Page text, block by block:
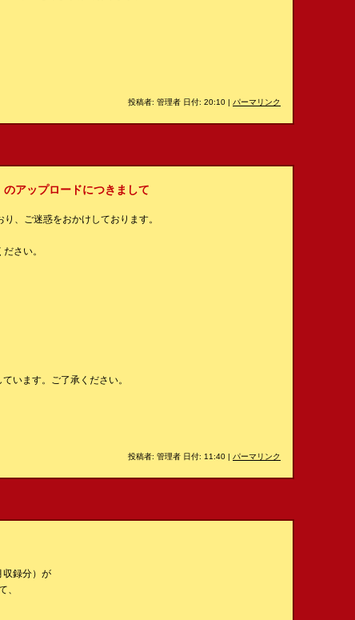
投稿者: 管理者 日付: 20:10 | パーマリンク
アップロードにつきまして
、ご迷惑をおかけしております。
さい。
います。ご了承ください。
投稿者: 管理者 日付: 11:40 | パーマリンク
収録分）が
、